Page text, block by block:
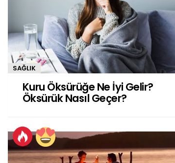
SAĞLIK
Kuru Öksürüğe Ne İyi Gelir?
Öksürük Nasıl Geçer?